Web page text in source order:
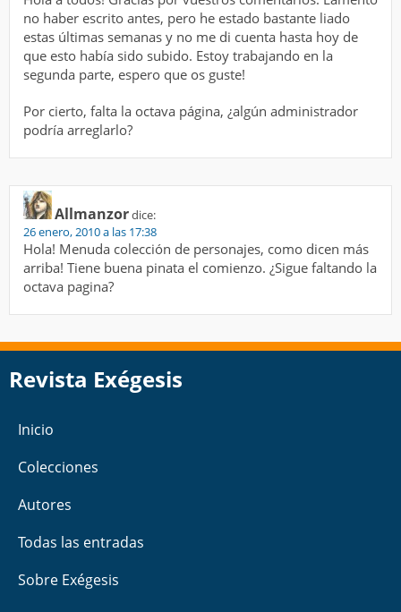
no haber escrito antes, pero he estado bastante liado
estas últimas semanas y no me di cuenta hasta hoy de
que esto había sido subido. Estoy trabajando en la
segunda parte, espero que os guste!
Por cierto, falta la octava página, ¿algún administrador
podría arreglarlo?
Allmanzordice:
26 enero, 2010 a las 17:38
Hola! Menuda colección de personajes, como dicen más
arriba! Tiene buena pinata el comienzo. ¿Sigue faltando la
octava pagina?
Revista Exégesis
Inicio
Colecciones
Autores
Todas las entradas
Sobre Exégesis